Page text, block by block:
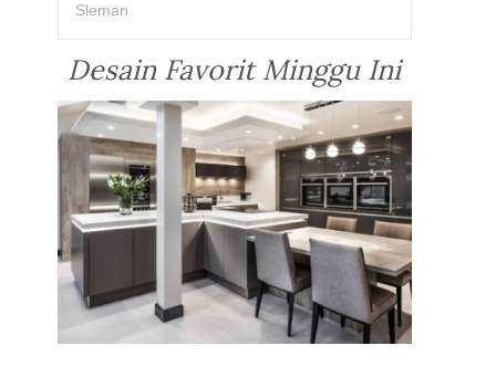
Sleman
Desain Favorit Minggu Ini